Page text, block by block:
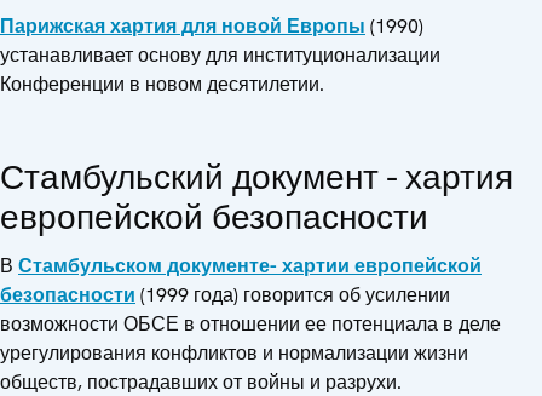
Парижская хартия для новой Европы (1990)
устанавливает основу для институционализации
Конференции в новом десятилетии.
Стамбульский документ - хартия
европейской безопасности
В Стамбульском документе- хартии европейской
безопасности (1999 года) говорится об усилении
возможности ОБСЕ в отношении ее потенциала в деле
урегулирования конфликтов и нормализации жизни
обществ, пострадавших от войны и разрухи.